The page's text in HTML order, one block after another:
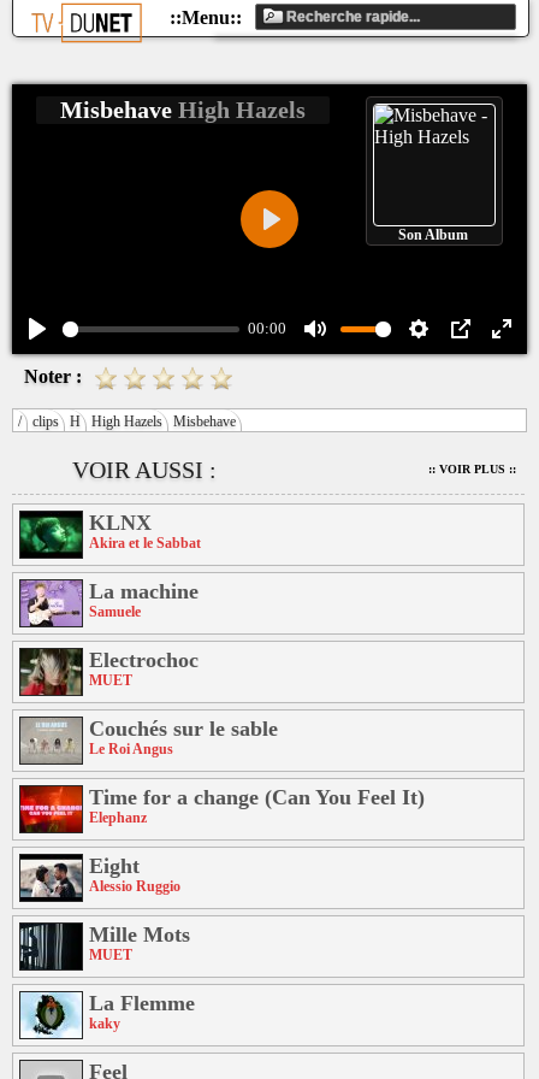
Play
00:00
Mute Settings
PIP
Play
Misbehave High Hazels
Son Album
/ clips H High Hazels Misbehave
VOIR AUSSI : :: VOIR PLUS ::
KLNX
Akira et le Sabbat
La machine
Samuele
Electrochoc
MUET
Couchés sur le sable
Le Roi Angus
Time for a change (Can You Feel It)
Elephanz
Eight
Alessio Ruggio
Mille Mots
MUET
La Flemme
kaky
Feel
Noter :